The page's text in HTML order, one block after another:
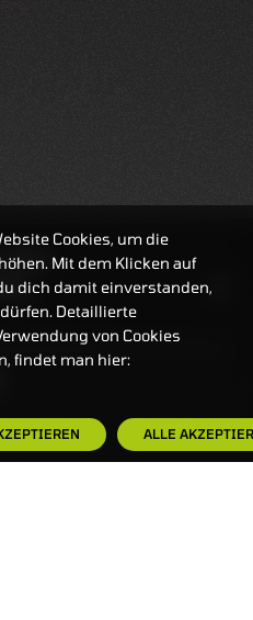
21:57:47
Cookies, um die
Mit dem Klicken auf
dich damit einverstanden,
Detaillierte
von Cookies
findet man hier:
ALLE